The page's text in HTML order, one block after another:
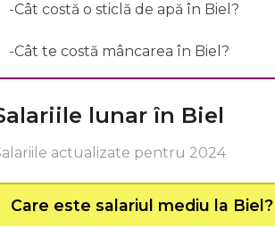
-Cât costă o sticlă de apă în Biel?
-Cât te costă mâncarea în Biel?
lunar în Biel
actualizate pentru 2024
Care este salariul mediu la Biel?